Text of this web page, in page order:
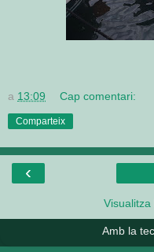
a 13:09 Cap comentari:
Comparteix
‹
Amb la